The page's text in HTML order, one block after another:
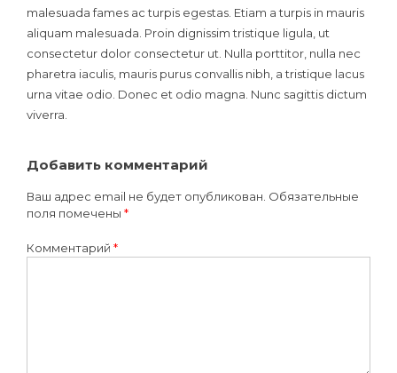
malesuada fames ac turpis egestas. Etiam a turpis in mauris
aliquam malesuada. Proin dignissim tristique ligula, ut
consectetur dolor consectetur ut. Nulla porttitor, nulla nec
pharetra iaculis, mauris purus convallis nibh, a tristique lacus
urna vitae odio. Donec et odio magna. Nunc sagittis dictum
viverra.
Добавить комментарий
Ваш адрес email не будет опубликован. Обязательные
поля помечены *
Комментарий *